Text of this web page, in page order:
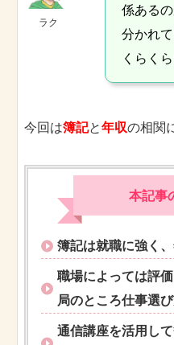
ラク
係ある
分かれ
くらく
今回は簿記と年収の相関
本記事
簿記は就職に強く
職場によっては評
局のところ仕事選
通信講座を活用し